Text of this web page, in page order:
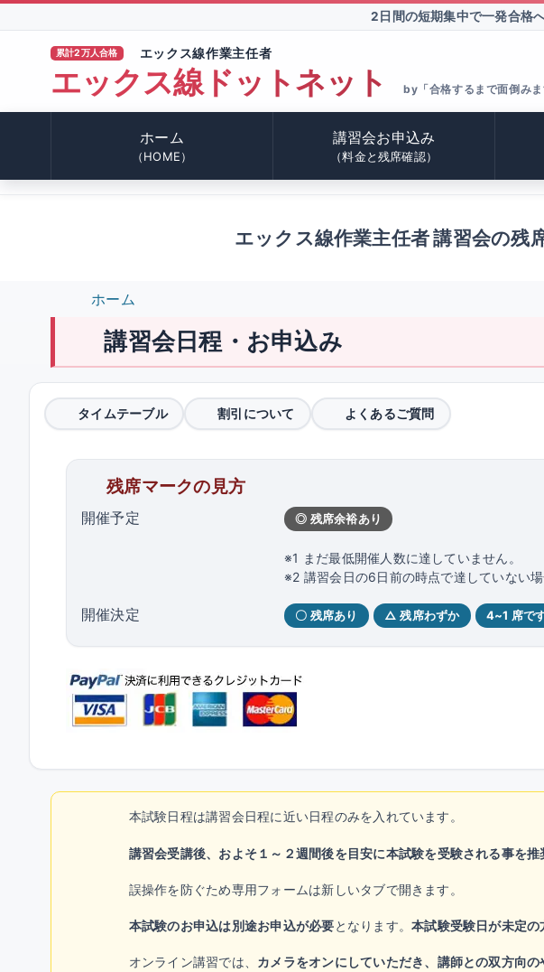
2日間の短期集中で一発合格へ
累計2万人合格 エックス線作業主任者
エックス線ドットネット by「合格するまで面倒み
ホーム
（HOME）
講習会お申込み
（料金と残席確認）
エックス線作業主任者 講習会の残
ホーム
講習会日程・お申込み
タイムテーブル 割引について よくあるご質問
残席マークの見方
開催予定 ◎ 残席余裕あり
※1 まだ最低開催人数に達していません。
※2 講習会日の6日前の時点で達していない
開催決定 〇 残席あり △ 残席わずか 4~1 席で
本試験日程は講習会日程に近い日程のみを入れています。
講習会受講後、およそ１～２週間後を目安に本試験を受験される事を推
誤操作を防ぐため専用フォームは新しいタブで開きます。
本試験のお申込は別途お申込が必要となります。本試験受験日が未定の
オンライン講習では、 カメラをオンにしていただき、講師との双方向